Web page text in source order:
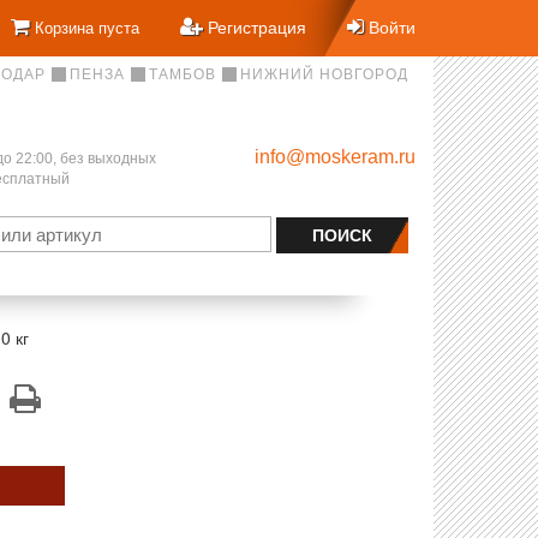
Корзина пуста Регистрация Войти
ПЕНЗА ТАМБОВ НИЖНИЙ НОВГОРОД
22:00, без выходных
info@moskeram.ru
кг